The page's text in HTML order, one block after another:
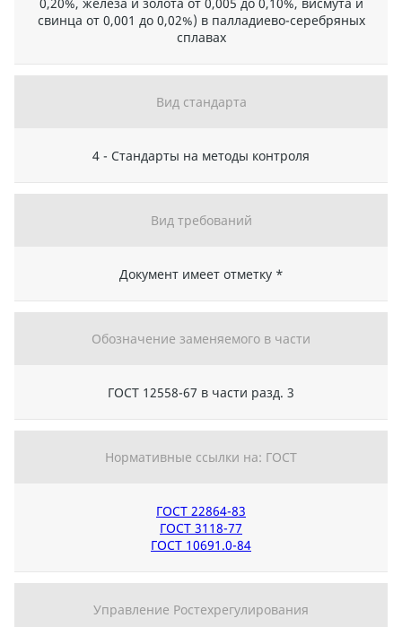
0,20%, железа и золота от 0,005 до 0,10%, висмута и
свинца от 0,001 до 0,02%) в палладиево-серебряных
сплавах
Вид стандарта
4 - Стандарты на методы контроля
Вид требований
Документ имеет отметку *
Обозначение заменяемого в части
ГОСТ 12558-67 в части разд. 3
Нормативные ссылки на: ГОСТ
ГОСТ 22864-83
ГОСТ 3118-77
ГОСТ 10691.0-84
Управление Ростехрегулирования